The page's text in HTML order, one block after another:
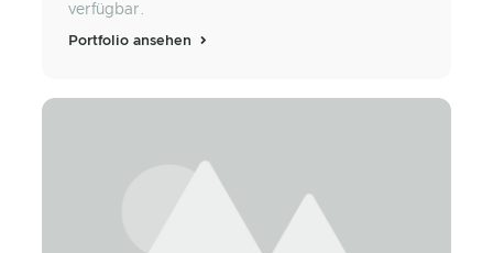
verfügbar.
Portfolio ansehen